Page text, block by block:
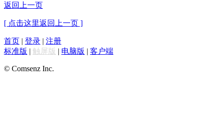
返回上一页
[ 点击这里返回上一页 ]
首页 | 登录 | 注册
标准版 | 触屏版 | 电脑版 | 客户端
© Comsenz Inc.